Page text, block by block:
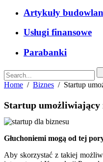
Artykuły
Usługi finansowe
Parabanki
Home / Biznes / Startup
Startup umożliwiający
Głuchoniemi mogą od tej
Aby skorzystać z takiej